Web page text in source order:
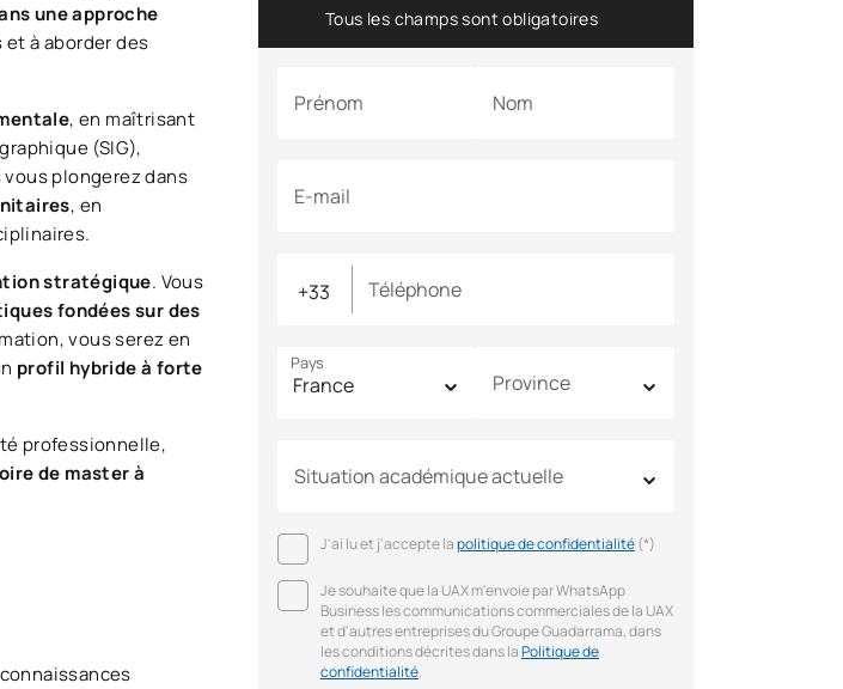
une approche
à aborder des
, en maîtrisant
(SIG),
plongerez dans
, en
stratégique. Vous
fondées sur des
vous serez en
profil hybride à forte
professionnelle,
de master à
Tous les champs sont obligatoires
Prénom Nom
E-mail
Téléphone
Pays
Province
Situation académique actuelle
J'ai lu et j'accepte lapolitique de confidentialité(*)
Je souhaite que la UAX m'envoie par WhatsApp
Business les communications commerciales de la UAX
et d'autres entreprises du Groupe Guadarrama, dans
les conditions décrites dans laPolitique de
confidentialité.